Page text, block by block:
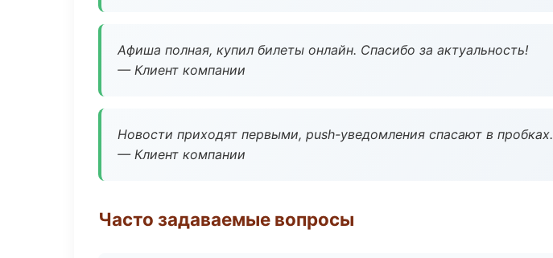
Афиша полная, купил билеты онлайн. Спасибо за актуальность!
— Клиент компании
Новости приходят первыми, push-уведомления спасают в пробках.
— Клиент компании
Часто задаваемые вопросы